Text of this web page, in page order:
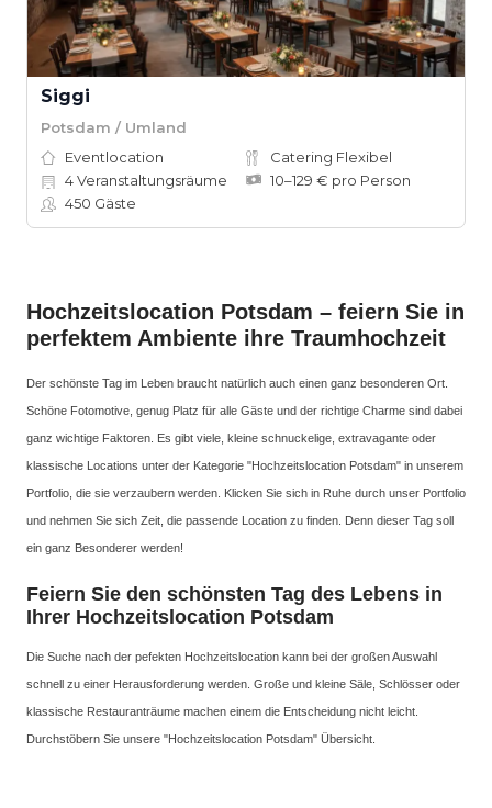
Siggi
Potsdam / Umland
Eventlocation
Catering Flexibel
4Veranstaltungsräume
10–129 € pro Person
450 Gäste
Hochzeitslocation Potsdam – feiern Sie in
perfektem Ambiente ihre Traumhochzeit
Der schönste Tag im Leben braucht natürlich auch einen ganz besonderen Ort.
Schöne Fotomotive, genug Platz für alle Gäste und der richtige Charme sind dabei
ganz wichtige Faktoren. Es gibt viele, kleine schnuckelige, extravagante oder
klassische Locations unter der Kategorie "Hochzeitslocation Potsdam" in unserem
Portfolio, die sie verzaubern werden. Klicken Sie sich in Ruhe durch unser Portfolio
und nehmen Sie sich Zeit, die passende Location zu finden. Denn dieser Tag soll
ein ganz Besonderer werden!
Feiern Sie den schönsten Tag des Lebens in
Ihrer Hochzeitslocation Potsdam
Die Suche nach der pefekten Hochzeitslocation kann bei der großen Auswahl
schnell zu einer Herausforderung werden. Große und kleine Säle, Schlösser oder
klassische Restauranträume machen einem die Entscheidung nicht leicht.
Durchstöbern Sie unsere "Hochzeitslocation Potsdam" Übersicht.